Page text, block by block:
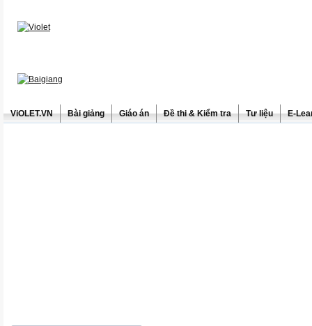
ViOLET.VN Bài giảng Giáo án Đề thi & Kiểm tra Tư liệu E-